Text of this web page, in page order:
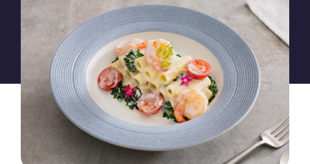
为
这
个
recipe
提
交
评
级